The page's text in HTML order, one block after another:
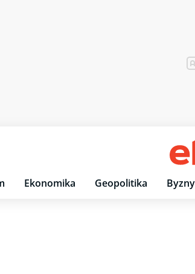
Ekonomika Geopolitika